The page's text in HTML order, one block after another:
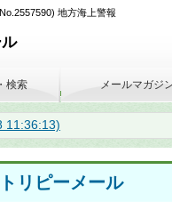
地方海上警報
11:36:13)
リピーメール
検索 メールマガジ